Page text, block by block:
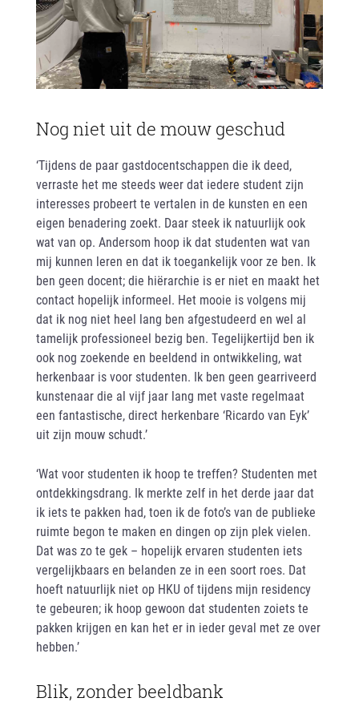
Nog niet uit de mouw geschud
‘Tijdens de paar gastdocentschappen die ik deed,
verraste het me steeds weer dat iedere student zijn
interesses probeert te vertalen in de kunsten en een
eigen benadering zoekt. Daar steek ik natuurlijk ook
wat van op. Andersom hoop ik dat studenten wat van
mij kunnen leren en dat ik toegankelijk voor ze ben. Ik
ben geen docent; die hiërarchie is er niet en maakt het
contact hopelijk informeel. Het mooie is volgens mij
dat ik nog niet heel lang ben afgestudeerd en wel al
tamelijk professioneel bezig ben. Tegelijkertijd ben ik
ook nog zoekende en beeldend in ontwikkeling, wat
herkenbaar is voor studenten. Ik ben geen gearriveerd
kunstenaar die al vijf jaar lang met vaste regelmaat
een fantastische, direct herkenbare ‘Ricardo van Eyk’
uit zijn mouw schudt.’
‘Wat voor studenten ik hoop te treffen? Studenten met
ontdekkingsdrang. Ik merkte zelf in het derde jaar dat
ik iets te pakken had, toen ik de foto’s van de publieke
ruimte begon te maken en dingen op zijn plek vielen.
Dat was zo te gek – hopelijk ervaren studenten iets
vergelijkbaars en belanden ze in een soort roes. Dat
hoeft natuurlijk niet op HKU of tijdens mijn residency
te gebeuren; ik hoop gewoon dat studenten zoiets te
pakken krijgen en kan het er in ieder geval met ze over
hebben.’
Blik, zonder beeldbank